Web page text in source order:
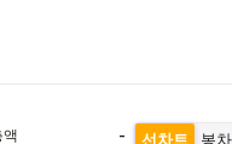
액
-
선차트 봉